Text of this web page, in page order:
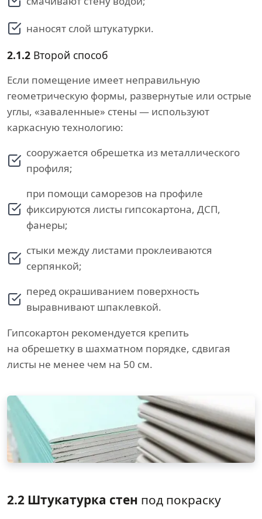
наносят слой штукатурки.
2.1.2 Второй способ
Если помещение имеет неправильную
геометрическую формы, развернутые или острые
углы, «заваленные» стены — используют
каркасную технологию:
сооружается обрешетка из металлического
профиля;
при помощи саморезов на профиле
фиксируются листы гипсокартона, ДСП,
фанеры;
стыки между листами проклеиваются
серпянкой;
перед окрашиванием поверхность
выравнивают шпаклевкой.
Гипсокартон рекомендуется крепить
на обрешетку в шахматном порядке, сдвигая
листы не менее чем на 50 см.
2.2 Штукатурка стен под покраску